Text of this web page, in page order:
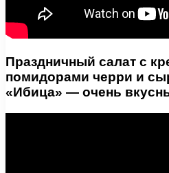
Праздничный салат с
помидорами черри и
«Ибица» — очень